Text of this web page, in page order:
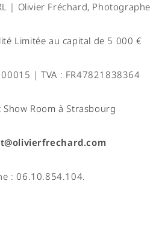
| Olivier Fréchard, Photographe
Limitée au capital de 5 000 €
| TVA : FR47821838364
Room à Strasbourg
: 06.10.854.104.